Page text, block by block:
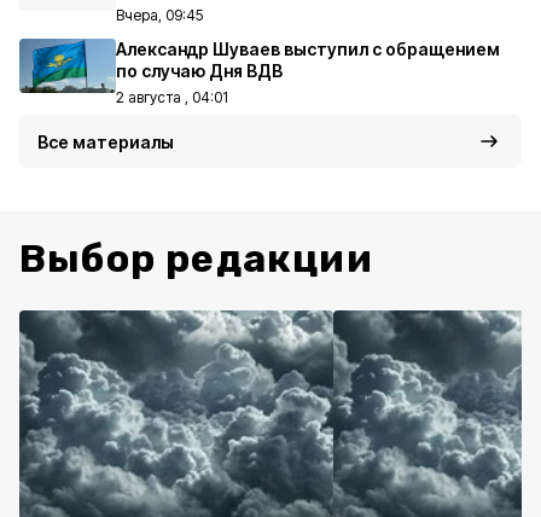
Вчера, 09:45
Александр Шуваев выступил с обращением
по случаю Дня ВДВ
2 августа , 04:01
Все материалы
Выбор редакции